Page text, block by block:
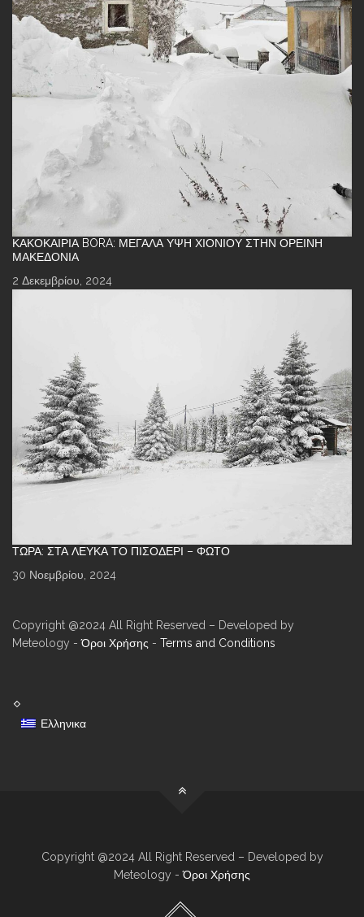
ΚΑΚΟΚΑΙΡΊΑ BORA: ΜΕΓΆΛΑ ΎΨΗ ΧΙΟΝΙΟΎ ΣΤΗΝ ΟΡΕΙΝΉ
ΜΑΚΕΔΟΝΊΑ
2 Δεκεμβρίου, 2024
ΤΏΡΑ: ΣΤΑ ΛΕΥΚΆ ΤΟ ΠΙΣΟΔΈΡΙ – ΦΩΤΌ
30 Νοεμβρίου, 2024
Copyright @2024 All Right Reserved – Developed by
Meteology -Όροι Χρήσης - Terms and Conditions
Ελληνικα
Copyright @2024 All Right Reserved – Developed by
Meteology -Όροι Χρήσης